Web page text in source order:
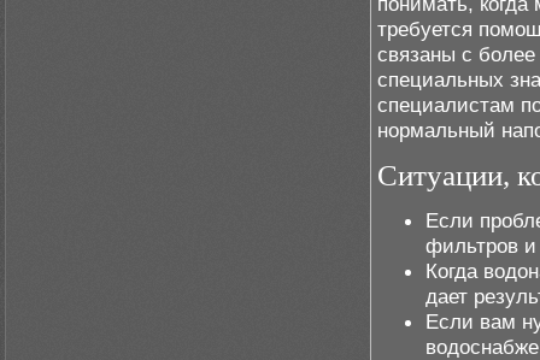
требуется
связаны с
специальных
специалистам
нормальный
Ситуации,
Если
фильтров и
Когда
дает
Если вам